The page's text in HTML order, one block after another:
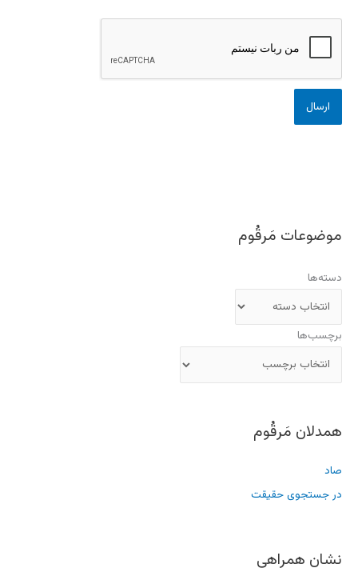
موضوعات مَرقُوم
دسته‌ها
برچسب‌ها
همدلان مَرقُوم
صاد
در جستجوی حقیقت
نشان همراهی